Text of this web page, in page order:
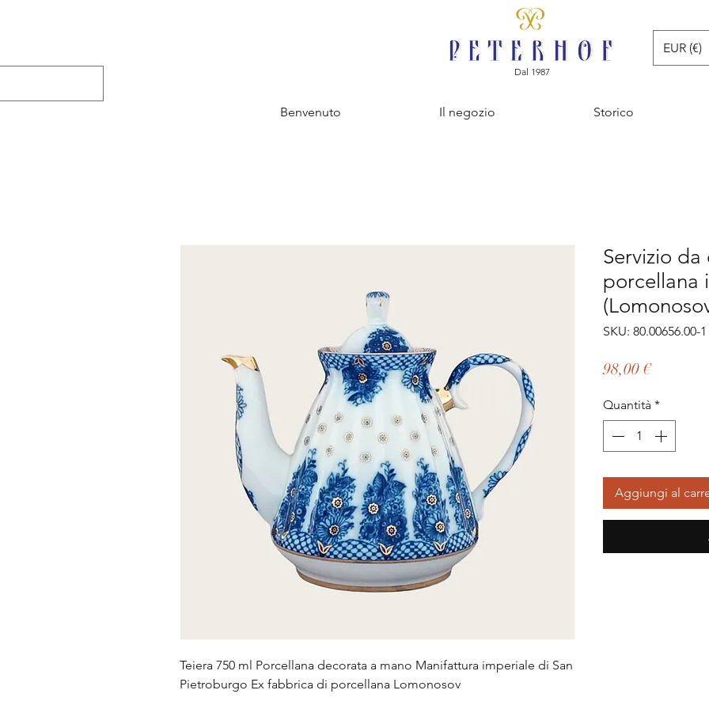
EUR (€)
Dal 1987
Benvenuto Il negozio Storico
Teiera 750 ml Porcellana decorata a mano Manifattura imperiale di San
Pietroburgo Ex fabbrica di porcellana Lomonosov
Servizio
porcellana
SKU: 80.00656.00-1
98,00 €Prezzo
Quantità *
Aggiungi al